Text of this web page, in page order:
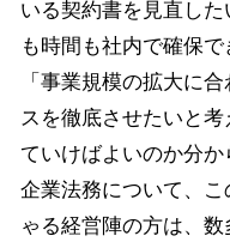
いる契約書を見直し
も時間も社内で確保で
「事業規模の拡大に
スを徹底させたいと
ていけばよいのか分か
企業法務について、
ゃる経営陣の方は、数